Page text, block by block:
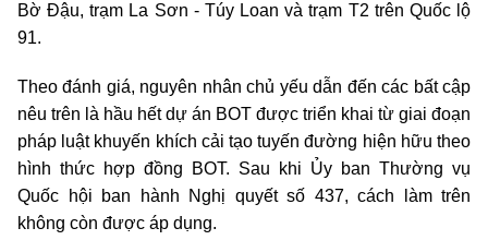
Bờ Đậu, trạm La Sơn - Túy Loan và trạm T2 trên Quốc lộ
91.
Theo đánh giá, nguyên nhân chủ yếu dẫn đến các bất cập
nêu trên là hầu hết dự án BOT được triển khai từ giai đoạn
pháp luật khuyến khích cải tạo tuyến đường hiện hữu theo
hình thức hợp đồng BOT. Sau khi Ủy ban Thường vụ
Quốc hội ban hành Nghị quyết số 437, cách làm trên
không còn được áp dụng.